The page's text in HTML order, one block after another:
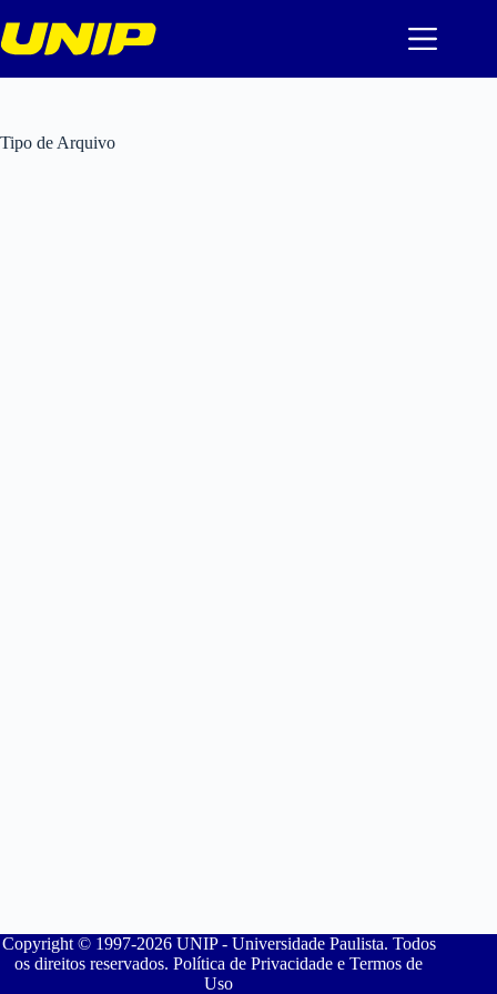
para
o
Tipo de Arquivo
Copyright © 1997-2026 UNIP - Universidade Paulista. Todos
os direitos reservados. Política de Privacidade e Termos de
Uso